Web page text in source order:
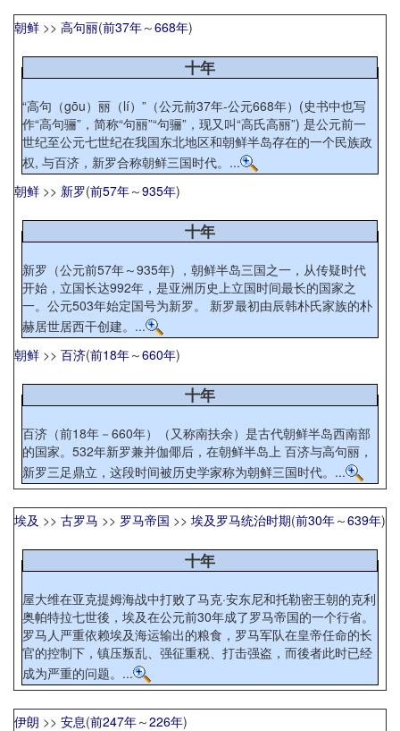
朝鲜 >> 高句丽(前37年～668年)
十年
“高句（gōu）丽（lí）”（公元前37年-公元668年）(史书中也写
作“高句骊”，简称“句丽”“句骊”，现又叫“高氏高丽”) 是公元前一
世纪至公元七世纪在我国东北地区和朝鲜半岛存在的一个民族政
权, 与百济，新罗合称朝鲜三国时代。...
朝鲜 >> 新罗(前57年～935年)
十年
新罗（公元前57年～935年) ，朝鲜半岛三国之一，从传疑时代
开始，立国长达992年，是亚洲历史上立国时间最长的国家之
一。公元503年始定国号为新罗。 新罗最初由辰韩朴氏家族的朴
赫居世居西干创建。...
朝鲜 >> 百济(前18年～660年)
十年
百济（前18年－660年）（又称南扶余）是古代朝鲜半岛西南部
的国家。532年新罗兼并伽倻后，在朝鲜半岛上 百济与高句丽，
新罗三足鼎立，这段时间被历史学家称为朝鲜三国时代。...
埃及 >> 古罗马 >> 罗马帝国 >> 埃及罗马统治时期(前30年～639年)
十年
屋大维在亚克提姆海战中打败了马克·安东尼和托勒密王朝的克利
奥帕特拉七世後，埃及在公元前30年成了罗马帝国的一个行省。
罗马人严重依赖埃及海运输出的粮食，罗马军队在皇帝任命的长
官的控制下，镇压叛乱、强征重税、打击强盗，而後者此时已经
成为严重的问题。...
伊朗 >> 安息(前247年～226年)